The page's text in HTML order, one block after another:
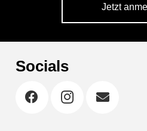
Jetzt
Socials